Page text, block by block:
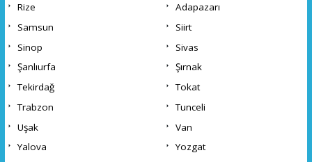
Rize
Adapazarı
Samsun
Siirt
Sinop
Sivas
Şanlıurfa
Şırnak
Tekirdağ
Tokat
Trabzon
Tunceli
Uşak
Van
Yalova
Yozgat